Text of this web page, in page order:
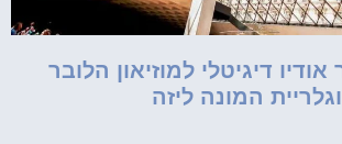
דיגיטלי למוזיאון הלובר
וגלריית המונה ליזה